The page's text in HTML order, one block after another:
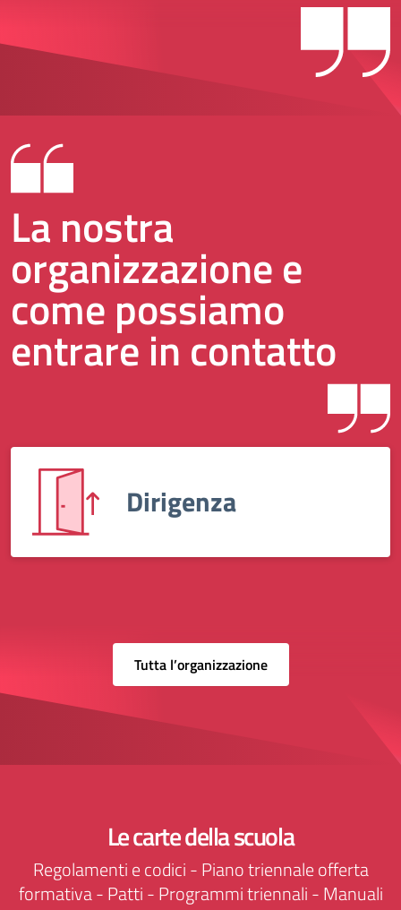
La nostra
organizzazione e
come possiamo
entrare in contatto
Dirigenza
Tutta l’organizzazione
Le carte della scuola
Regolamenti e codici - Piano triennale offerta
formativa - Patti - Programmi triennali - Manuali